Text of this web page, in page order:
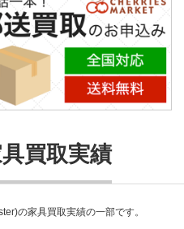
買取実績
の家具買取実績の一部です。